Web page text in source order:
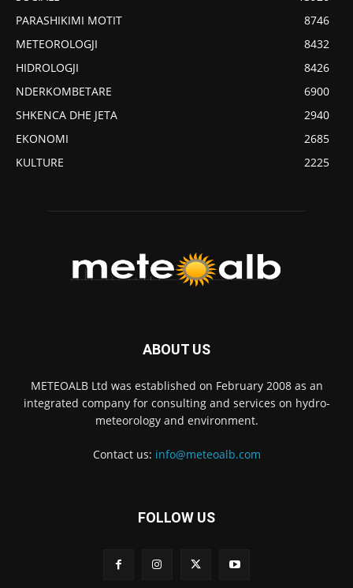
PARASHIKIMI MOTIT
8746
METEOROLOGJI
8432
HIDROLOGJI
8426
NDERKOMBETARE
6900
SHKENCA DHE JETA
2940
EKONOMI
2685
KULTURE
2225
ABOUT US
METEOALB Ltd was established on February 2008 as an
integrated company for consulting and services on hydro-
meteorology and environment.
Contact us: info@meteoalb.com
FOLLOW US